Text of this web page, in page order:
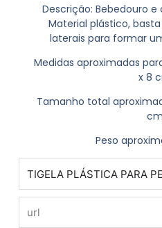
Descrição: Bebedouro e
Material plástico,
laterais para formar
Medidas aproximadas
x 8
Tamanho total
cm
Peso